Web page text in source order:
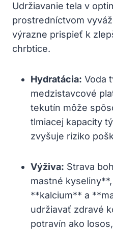
Udržiavanie tela v
prostredníctvom
výrazne prispieť⁣ k
chrbtice.
Hydratácia: Voda
medzistavcové
tekutín môže
tlmiacej kapacity
zvyšuje riziko
Výživa: Strava
mastné
**kalcium** a
udržiavať zdravé
potravín‌ ako